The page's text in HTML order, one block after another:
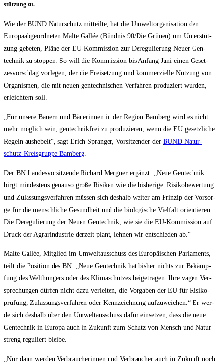
stüt­zung zu.
Wie der BUND Natur­schutz mit­teil­te, hat die Umwelt­or­ga­ni­sa­ti­on den
Euro­pa­ab­ge­ord­ne­ten Mal­te Gal­lée (Bünd­nis 90/​Die Grü­nen) um Unter­stüt­
zung gebe­ten, Plä­ne der EU-Kom­mis­si­on zur Dere­gu­lie­rung Neu­er Gen­
tech­nik zu stop­pen. So will die Kom­mis­si­on bis Anfang Juni einen Geset­
zes­vor­schlag vor­le­gen, der die Frei­set­zung und kom­mer­zi­el­le Nut­zung von
Orga­nis­men, die mit neu­en gen­tech­ni­schen Ver­fah­ren pro­du­ziert wur­den,
erleich­tern soll.
„Für unse­re Bau­ern und Bäue­rin­nen in der Regi­on Bam­berg wird es nicht
mehr mög­lich sein, gen­tech­nik­frei zu pro­du­zie­ren, wenn die EU gesetz­li­che
Regeln aus­he­belt“, sagt Erich Spran­ger, Vor­sit­zen­der der BUND Natur­
schutz-Kreis­grup­pe Bam­berg.
Der BN Lan­des­vor­sit­zen­de Richard Mer­gner ergänzt: „Neue Gen­tech­nik
birgt min­des­tens genau­so gro­ße Risi­ken wie die bis­he­ri­ge. Risi­ko­be­wer­tung
und Zulas­sungs­ver­fah­ren müs­sen sich des­halb wei­ter am Prin­zip der Vor­sor­
ge für die mensch­li­che Gesund­heit und die bio­lo­gi­sche Viel­falt ori­en­tie­ren.
Die Dere­gu­lie­rung der Neu­en Gen­tech­nik, wie sie die EU-Kom­mis­si­on auf
Druck der Agrar­in­dus­trie der­zeit plant, leh­nen wir ent­schie­den ab.“
Mal­te Gal­lée, Mit­glied im Umwelt­aus­schuss des Euro­päi­schen Par­la­ments,
teilt die Posi­ti­on des BN. „Neue Gen­tech­nik hat bis­her nichts zur Bekämp­
fung des Welt­hun­gers oder des Kli­ma­schut­zes bei­getra­gen. Ihre vagen Ver­
spre­chun­gen dür­fen nicht dazu ver­lei­ten, die Vor­ga­ben der EU für Risi­ko­
prü­fung, Zulas­sungs­ver­fah­ren oder Kenn­zeich­nung auf­zu­wei­chen.“ Er wer­
de sich des­halb über den Umwelt­aus­schuss dafür ein­set­zen, dass die neue
Gen­tech­nik in Euro­pa auch in Zukunft zum Schutz von Mensch und Natur
streng regu­liert bleibe.
„Nur dann wer­den Ver­brau­che­rin­nen und Ver­brau­cher auch in Zukunft noch